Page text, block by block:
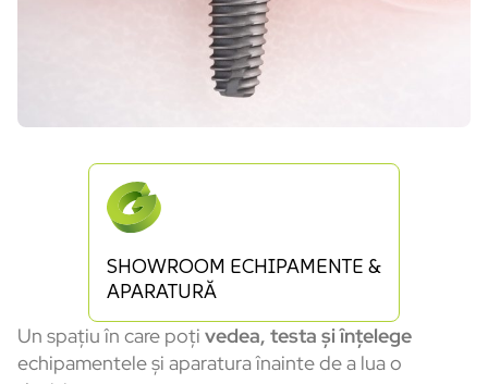
SHOWROOM ECHIPAMENTE &
APARATURĂ
Un spațiu în care poți vedea, testa și înțelege
echipamentele și aparatura înainte de a lua o